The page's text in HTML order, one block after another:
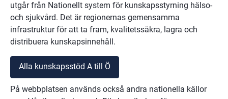
utgår från Nationellt system för kunskapsstyrning hälso-
och sjukvård. Det är regionernas gemensamma
infrastruktur för att ta fram, kvalitetssäkra, lagra och
distribuera kunskapsinnehåll.
Alla kunskapsstöd A till Ö
På webbplatsen används också andra nationella källor